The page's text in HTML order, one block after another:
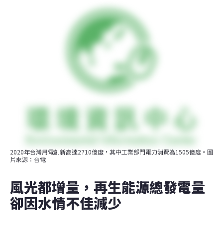
2020年台灣用電創新高達2710億度，其中工業部門電力消費為1505億度。圖
片來源：台電
風光都增量，再生能源總發電量
卻因水情不佳減少